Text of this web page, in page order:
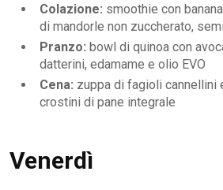
Colazione: smoothie con
di mandorle non zuccherato,
Pranzo: bowl di quinoa con
datterini, edamame e olio EVO
Cena: zuppa di fagioli cannellini
crostini di pane integrale
Venerdì